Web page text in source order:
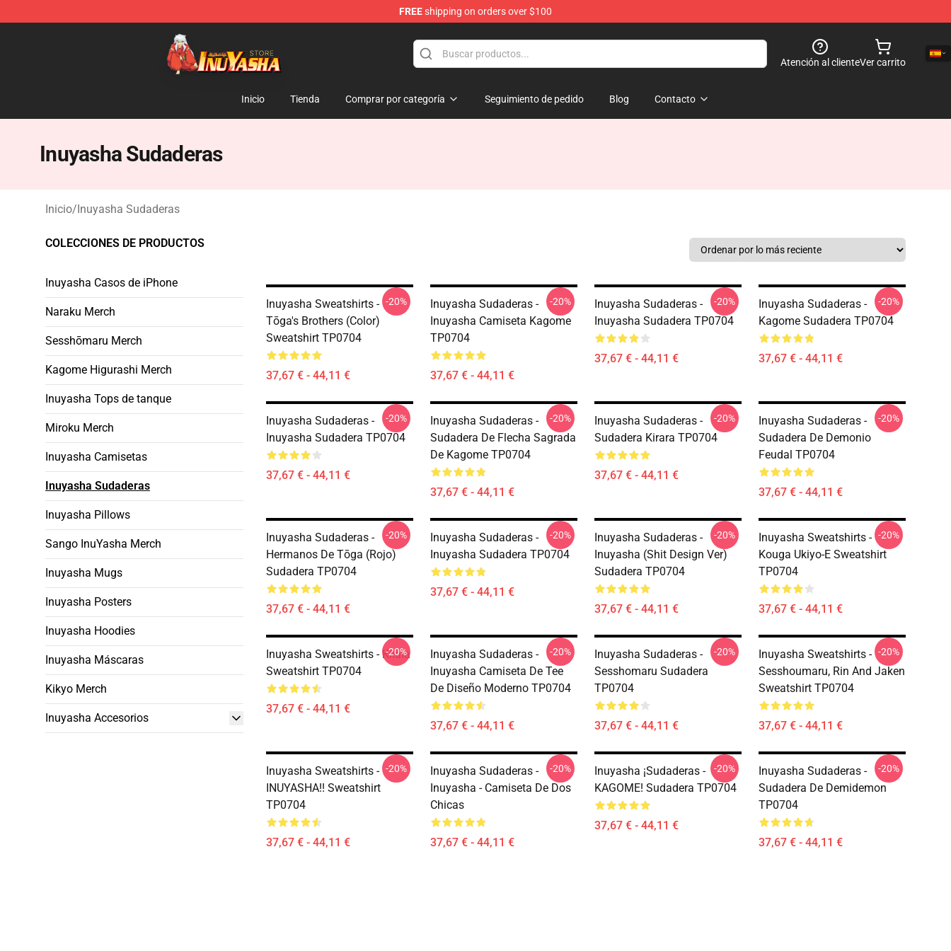
FREEshipping on orders over $100
Inuyasha Store - Official Inuyasha Merchandise Shop
Atención al clienteVer carrito
Inicio Tienda Comprar por categoría Seguimiento de pedido Blog Contacto
Inuyasha Sudaderas
Inicio/Inuyasha Sudaderas
COLECCIONES DE PRODUCTOS
Inuyasha Casos de iPhone
Naraku Merch
Sesshōmaru Merch
Kagome Higurashi Merch
Inuyasha Tops de tanque
Miroku Merch
Inuyasha Camisetas
Inuyasha Sudaderas
Inuyasha Pillows
Sango InuYasha Merch
Inuyasha Mugs
Inuyasha Posters
Inuyasha Hoodies
Inuyasha Máscaras
Kikyo Merch
Inuyasha Accesorios
Inuyasha Sweatshirts -
Tōga's Brothers (color)
Sweatshirt TP0704
37,67 € - 44,11 €
-20%
Inuyasha Sudaderas -
Inuyasha Camiseta Kagome
TP0704
37,67 € - 44,11 €
-20%
Inuyasha Sudaderas -
Inuyasha Sudadera TP0704
37,67 € - 44,11 €
-20%
Inuyasha Sudaderas -
Kagome Sudadera TP0704
37,67 € - 44,11 €
-20%
Inuyasha Sudaderas -
Inuyasha Sudadera TP0704
37,67 € - 44,11 €
-20%
Inuyasha Sudaderas -
Sudadera De Flecha Sagrada
De Kagome TP0704
37,67 € - 44,11 €
-20%
Inuyasha Sudaderas -
Sudadera Kirara TP0704
37,67 € - 44,11 €
-20%
Inuyasha Sudaderas -
Sudadera De Demonio
Feudal TP0704
37,67 € - 44,11 €
-20%
Inuyasha Sudaderas -
Hermanos De Tōga (rojo)
Sudadera TP0704
37,67 € - 44,11 €
-20%
Inuyasha Sudaderas -
Inuyasha Sudadera TP0704
37,67 € - 44,11 €
-20%
Inuyasha Sudaderas -
Inuyasha (shit Design Ver)
Sudadera TP0704
37,67 € - 44,11 €
-20%
Inuyasha Sweatshirts -
Kouga Ukiyo-E Sweatshirt
TP0704
37,67 € - 44,11 €
-20%
Inuyasha Sweatshirts - Kilala
Sweatshirt TP0704
37,67 € - 44,11 €
-20%
Inuyasha Sudaderas -
Inuyasha Camiseta De Tee
De Diseño Moderno TP0704
37,67 € - 44,11 €
-20%
Inuyasha Sudaderas -
Sesshomaru Sudadera
TP0704
37,67 € - 44,11 €
-20%
Inuyasha Sweatshirts -
Sesshoumaru, Rin And Jaken
Sweatshirt TP0704
37,67 € - 44,11 €
-20%
Inuyasha Sweatshirts -
INUYASHA!! Sweatshirt
TP0704
37,67 € - 44,11 €
-20%
Inuyasha Sudaderas -
Inuyasha - Camiseta De Dos
Chicas
37,67 € - 44,11 €
-20%
Inuyasha ¡Sudaderas -
KAGOME! Sudadera TP0704
37,67 € - 44,11 €
-20%
Inuyasha Sudaderas -
Sudadera De Demidemon
TP0704
37,67 € - 44,11 €
-20%